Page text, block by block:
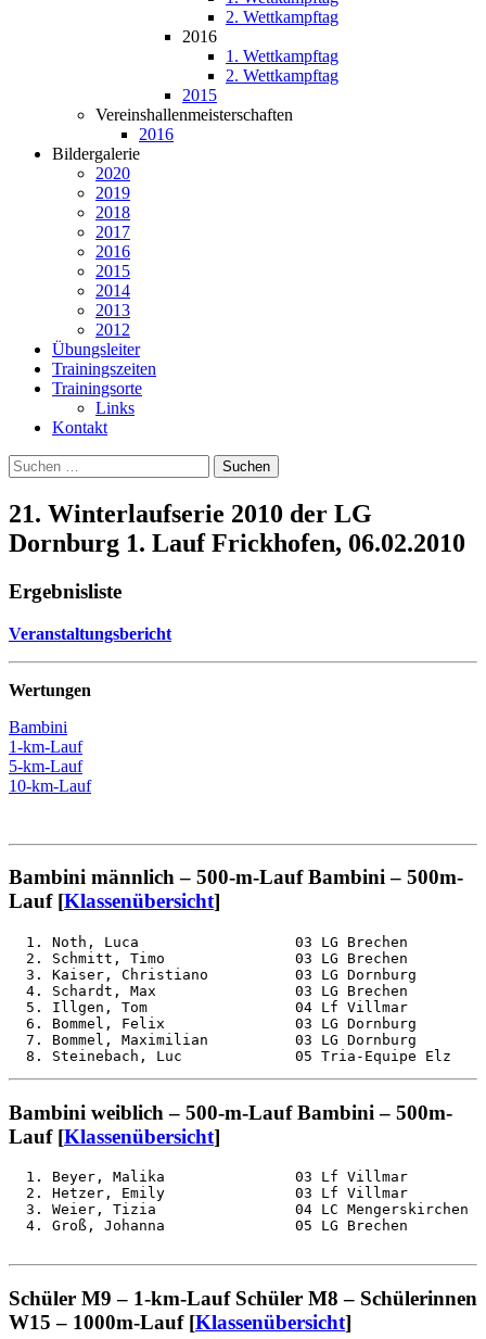
2. Wettkampftag
2016
1. Wettkampftag
2. Wettkampftag
2015
Vereinshallenmeisterschaften
2016
Bildergalerie
2020
2019
2018
2017
2016
2015
2014
2013
2012
Übungsleiter
Trainingszeiten
Trainingsorte
Links
Kontakt
Suchen
nach:
21. Winterlaufserie 2010 der LG
Dornburg 1. Lauf Frickhofen, 06.02.2010
Ergebnisliste
Veranstaltungsbericht
Wertungen
Bambini
1-km-Lauf
5-km-Lauf
10-km-Lauf
Bambini männlich – 500-m-Lauf Bambini – 500m-
Lauf [Klassenübersicht]
1. Noth, Luca                  03 LG Brechen
2. Schmitt, Timo               03 LG Brechen
3. Kaiser, Christiano          03 LG Dornburg
4. Schardt, Max                03 LG Brechen
5. Illgen, Tom                 04 Lf Villmar
6. Bommel, Felix               03 LG Dornburg
7. Bommel, Maximilian          03 LG Dornburg
Bambini weiblich – 500-m-Lauf Bambini – 500m-
Lauf [Klassenübersicht]
1. Beyer, Malika               03 Lf Villmar
2. Hetzer, Emily               03 Lf Villmar
3. Weier, Tizia                04 LC Mengerskirchen
Schüler M9 – 1-km-Lauf Schüler M8 – Schülerinnen
W15 – 1000m-Lauf [Klassenübersicht]